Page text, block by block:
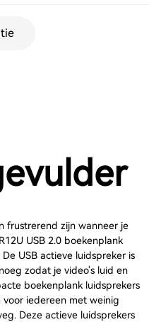
frustrerend zijn wanneer je
USB 2.0 boekenplank
USB actieve luidspreker is
zodat je video's luid en
boekenplank luidsprekers
iedereen met weinig
Deze actieve luidsprekers